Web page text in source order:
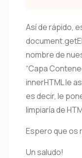
Así de rápido,
nombre de
“Capa
innerHTML le
es decir, le
limpiaría de
Espero que os
Un saludo!